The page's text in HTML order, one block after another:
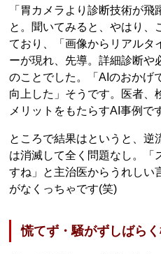
「胃カメラより診断技術が飛
と。聞いてみると、やはり、
ており、「画像からリアルタ
ーが現れ、先導。詳細診断や
のことでした。「AIのおかげ
向上した」そうです。医者、
メリットをもたらすAI事例で
ところで結果はというと、逆
は消滅して全く問題なし。「
すね」と主治医からうれしい
がなくっちゃです(笑)
慌てず・騒がずしばら